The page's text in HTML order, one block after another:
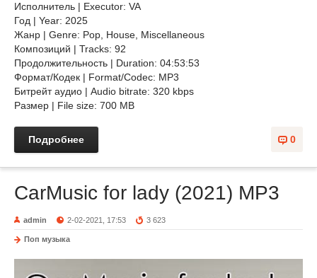
Исполнитель | Executor: VA
Год | Year: 2025
Жанр | Genre: Pop, House, Miscellaneous
Композиций | Tracks: 92
Продолжительность | Duration: 04:53:53
Формат/Кодек | Format/Codec: MP3
Битрейт аудио | Audio bitrate: 320 kbps
Размер | File size: 700 MB
0
Подробнее
CarMusic for lady (2021) MP3
admin 2-02-2021, 17:53 3 623
Поп музыка